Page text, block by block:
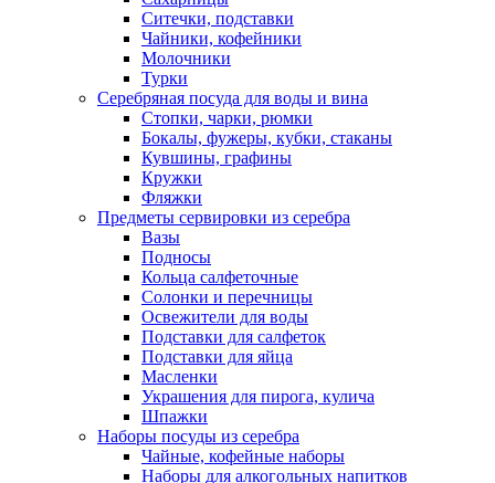
Ситечки, подставки
Чайники, кофейники
Молочники
Турки
Серебряная посуда для воды и вина
Стопки, чарки, рюмки
Бокалы, фужеры, кубки, стаканы
Кувшины, графины
Кружки
Фляжки
Предметы сервировки из серебра
Вазы
Подносы
Кольца салфеточные
Солонки и перечницы
Освежители для воды
Подставки для салфеток
Подставки для яйца
Масленки
Украшения для пирога, кулича
Шпажки
Наборы посуды из серебра
Чайные, кофейные наборы
Наборы для алкогольных напитков